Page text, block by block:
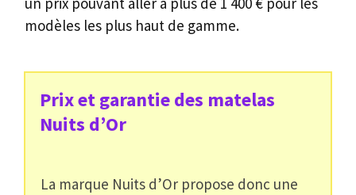
modèles les plus haut de gamme.
Prix et garantie des matelas
Nuits d’Or
La marque Nuits d’Or propose donc une